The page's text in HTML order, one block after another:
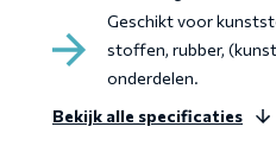
Geschikt voor
stoffen, rubber,
onderdelen.
Bekijk alle specificaties